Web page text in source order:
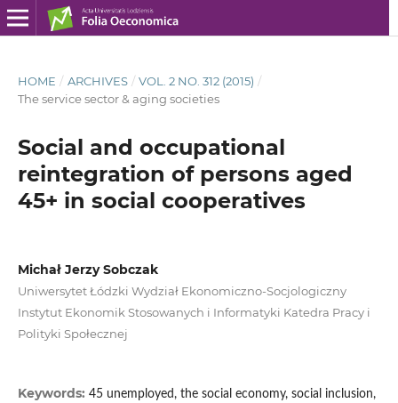
HOME / ARCHIVES / VOL. 2 NO. 312 (2015) /
The service sector & aging societies
Social and occupational
reintegration of persons aged
45+ in social cooperatives
Michał Jerzy Sobczak
Uniwersytet Łódzki Wydział Ekonomiczno-Socjologiczny
Instytut Ekonomik Stosowanych i Informatyki Katedra Pracy i
Polityki Społecznej
Keywords: 45 unemployed, the social economy, social inclusion,